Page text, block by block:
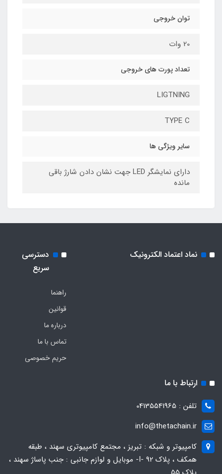
توان خروجی
20 وات
تعداد پورت های خروجی
LIGTNING
TYPE C
سایر ویژگی ها
دارای نمایشگر LED جهت نشان دادن شارژ باقی
مانده
نماد اعتماد الکترونیک
دسترسی
سریع
راهنما
قوانین
درباره ما
تماس با ما
حریم خصوصی
ارتباط با ما
تلفن : 04135541965
info@thetachain.ir
کامپیوتر و شبکه : تبریز ، مجتمع کامپیوتری سهند ، طبقه
همکف ، پلاک 92 -I- موبایل و لوازم جانبی : جنب پاساژ سهند ،